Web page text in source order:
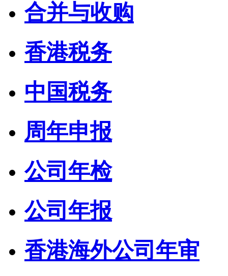
合并与收购
香港税务
中国税务
周年申报
公司年检
公司年报
香港海外公司年审